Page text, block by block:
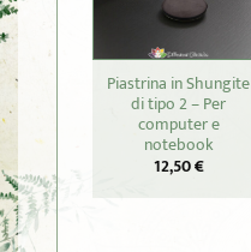
Piastrina in Shungite
di tipo 2 – Per
computer e
notebook
12,50€